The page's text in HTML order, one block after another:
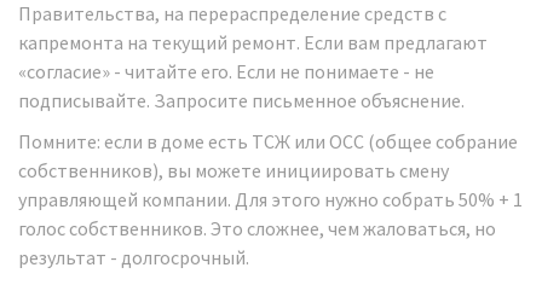
Правительства, на перераспределение средств с
капремонта на текущий ремонт. Если вам предлагают
«согласие» - читайте его. Если не понимаете - не
подписывайте. Запросите письменное объяснение.
Помните: если в доме есть ТСЖ или ОСС (общее собрание
собственников), вы можете инициировать смену
управляющей компании. Для этого нужно собрать 50% + 1
голос собственников. Это сложнее, чем жаловаться, но
результат - долгосрочный.